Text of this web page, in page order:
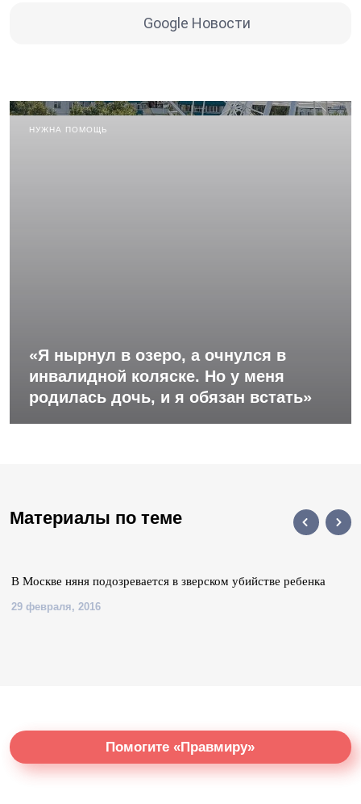
Google Новости
НУЖНА ПОМОЩЬ
«Я нырнул в озеро, а очнулся в
инвалидной коляске. Но у меня
родилась дочь, и я обязан встать»
Материалы по теме
В Москве няня подозревается в зверском убийстве ребенка
29 февраля, 2016
Помогите «Правмиру»